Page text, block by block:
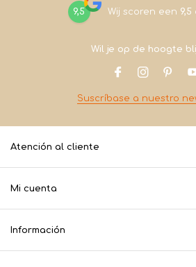
9,5 Wij scoren een 9,5
Wil je op de hoogte
Suscríbase a nuestro
Atención al cliente
Mi cuenta
Información